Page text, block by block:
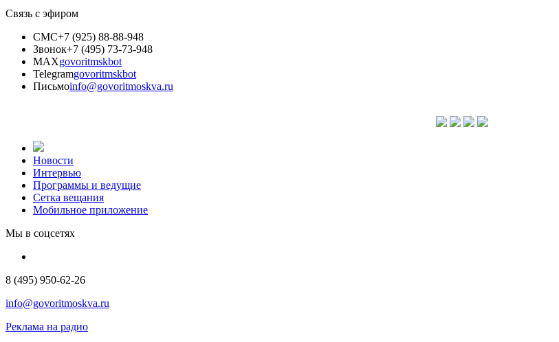
Связь с эфиром
СМС+7 (925) 88-88-948
Звонок+7 (495) 73-73-948
MAXgovoritmskbot
Telegramgovoritmskbot
Письмоinfo@govoritmoskva.ru
Новости
Интервью
Программы и ведущие
Сетка вещания
Мобильное приложение
Мы в соцсетях
8 (495) 950-62-26
info@govoritmoskva.ru
Реклама на радио